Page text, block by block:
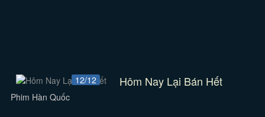
12/12 Hôm Nay Lại Bán Hết
Phim Hàn Quốc